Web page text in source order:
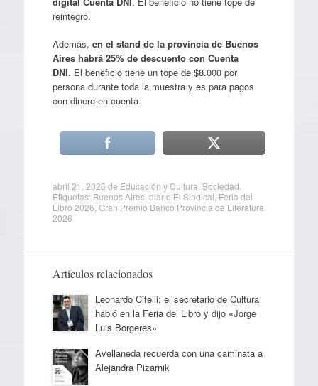
reintegro.
Además, en el stand de la provincia de Buenos
Aires habrá 25% de descuento con Cuenta
DNI. El beneficio tiene un tope de $8.000 por
persona durante toda la muestra y es para pagos
con dinero en cuenta.
abril 21, 2026 de Educación y Cultura Sociedad
Etiquetas: Buenos Aires, diario El Sindical Feria del
Libro 2026 Gran Premio Banco Provincia de Literatura
2026
Artículos relacionados
Leonardo Cifelli: el secretario de Cultura
habló en la Feria del Libro y dijo «Jorge
Luis Borgeres»
Avellaneda recuerda con una caminata a
Alejandra Pizarnik